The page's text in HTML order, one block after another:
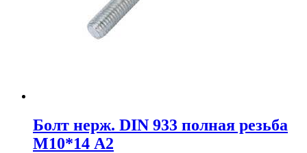
Болт нерж. DIN 933 полная резьба
М10*14 А2